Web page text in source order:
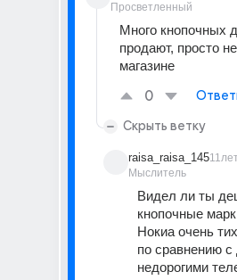
Просветленный
Много кнопочных
продают, просто
магазине
0
Скрыть ветку
raisa_raisa_145
Мыслитель
Видел ли ты
кнопочные
Нокиа очень
по сравнению с
недорогими